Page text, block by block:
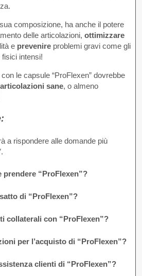
composizione, ha anche il potere
delle articolazioni, ottimizzare
e prevenire problemi gravi come gli
intensi!
le capsule “ProFlexen” dovrebbe
sane, o almeno
a rispondere alle domande più
“ProFlexen”?
di “ProFlexen”?
collaterali con “ProFlexen”?
per l’acquisto di “ProFlexen”?
clienti di “ProFlexen”?